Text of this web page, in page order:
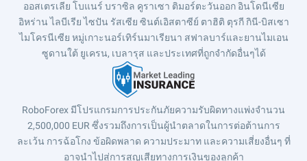
ออสเตรเลีย โบแนร์ บราซิล คูราเซา ติมอร์ตะวันออก อินโดนีเซีย
อิหร่าน ไลบีเรีย ไซปัน รัสเซีย ซินต์เอิสตาซีย์ ตาฮิติ ตุรกี กินี-บิสเซา
ไมโครนีเซีย หมู่เกาะนอร์เทิร์นมาเรียนา สฟาลบาร์และยานไมเอน
ซูดานใต้ ยูเครน, เบลารุส และประเทศที่ถูกจำกัดอื่นๆได้
RoboForex มีโปรแกรมการประกันภัยความรับผิดทางแพ่งจำนวน
2,500,000 EUR ซึ่งรวมถึงการเป็นผู้นำตลาดในการต่อต้านการ
ละเว้น การฉ้อโกง ข้อผิดพลาด ความประมาท และความเสี่ยงอื่นๆ ที่
อาจนำไปสู่การสูญเสียทางการเงินของลูกค้า